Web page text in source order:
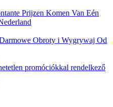
Prijzen Komen Van Eén
Obroty i Wygrywaj Od
promóciókkal rendelkező